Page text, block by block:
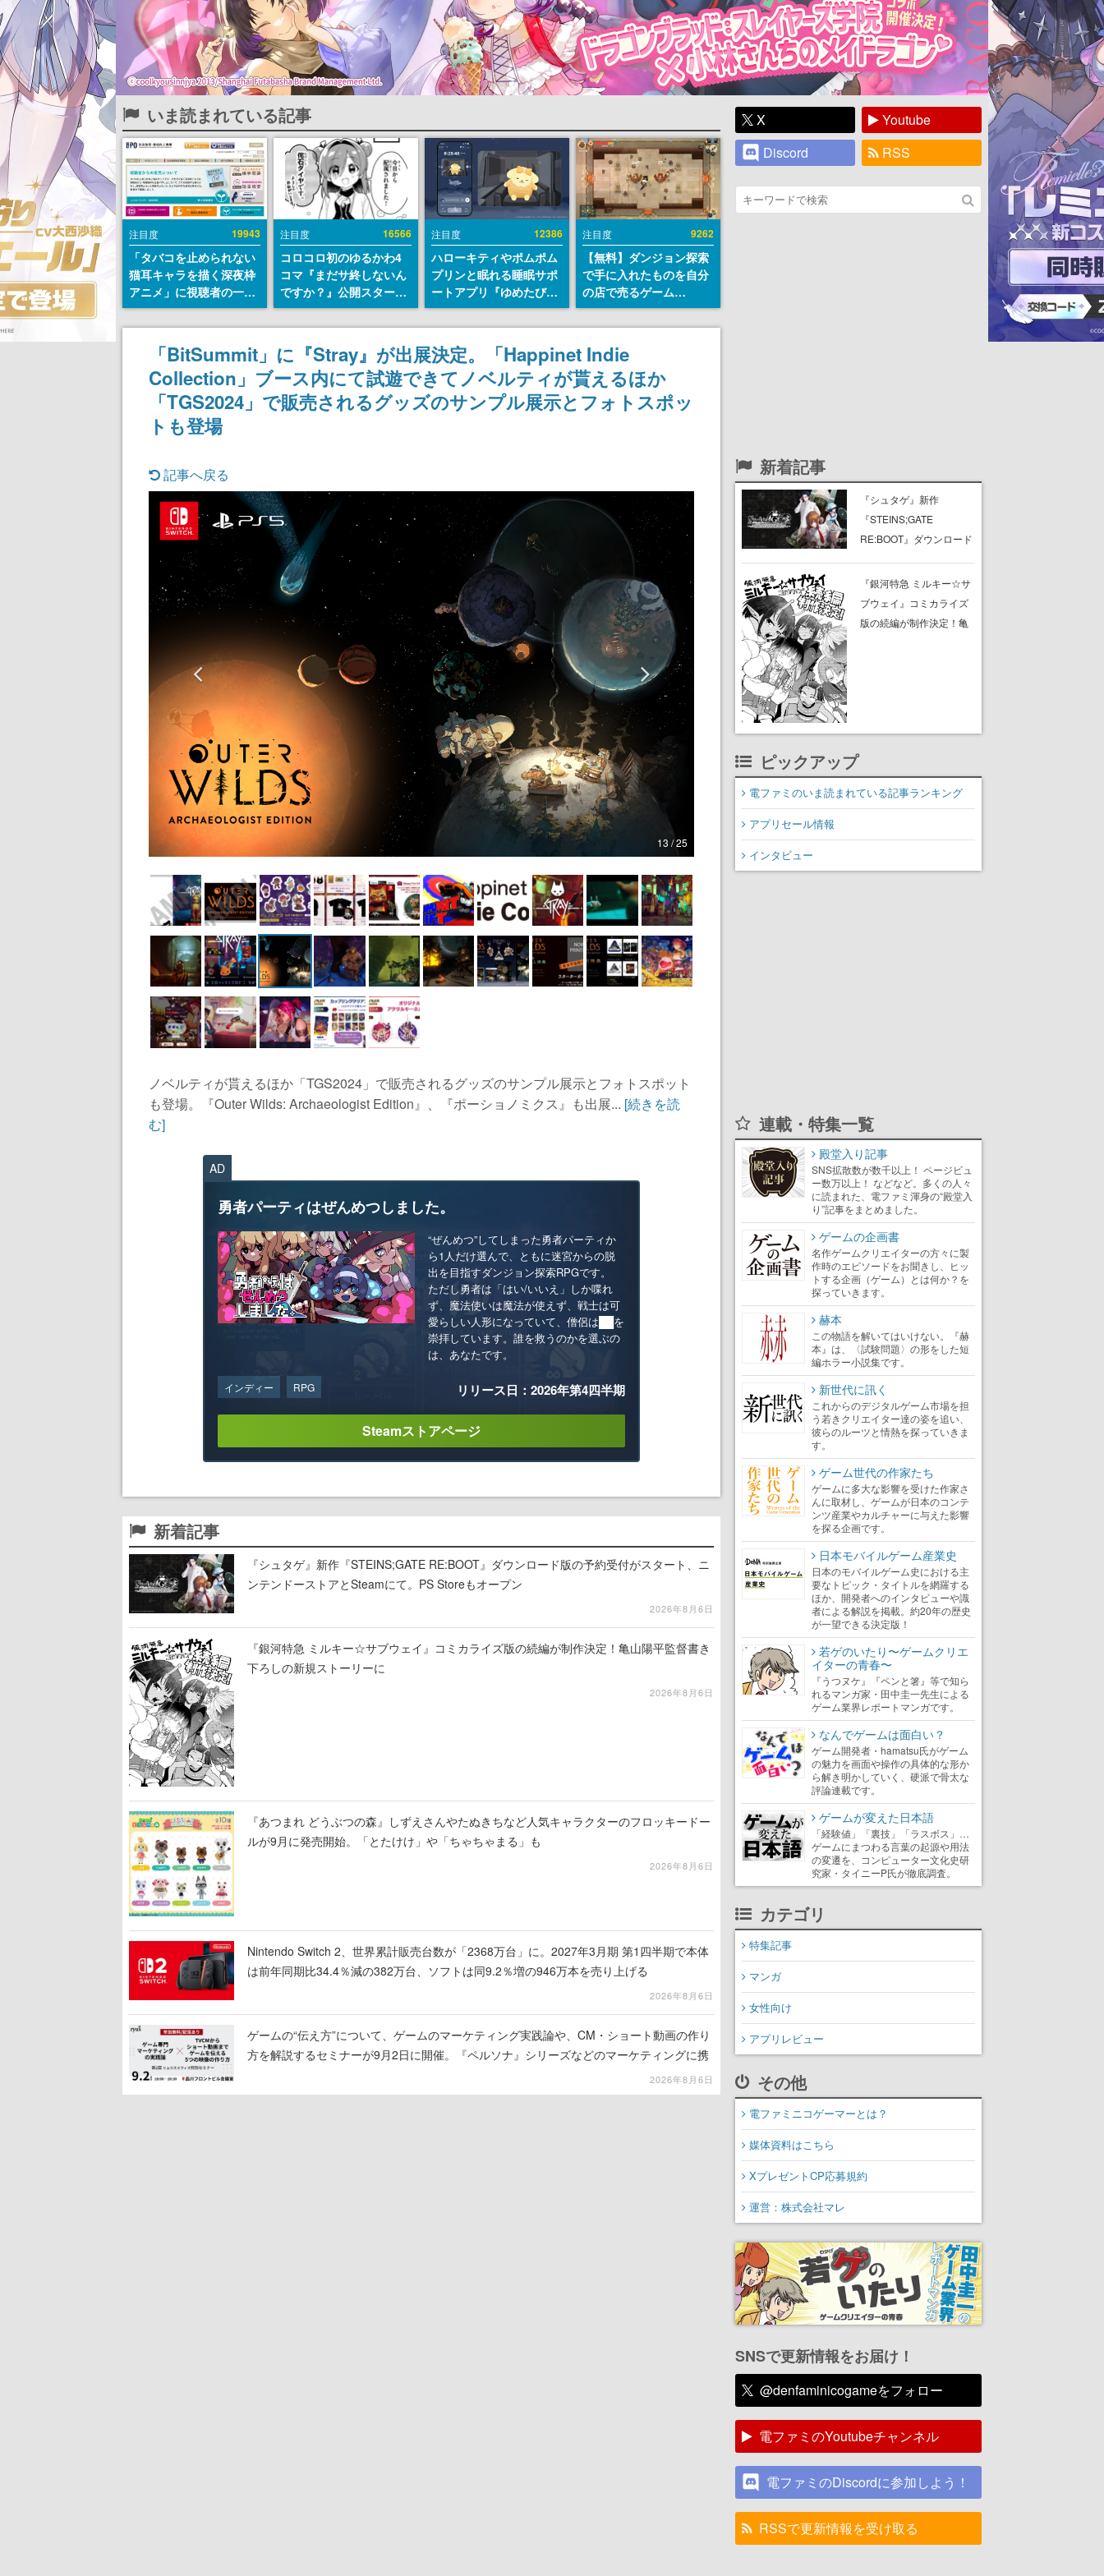
いま読まれている記事
注目度 19943
「タバコを止められない
猫耳キャラを描く深夜枠
アニメ」に視聴者の一部
から批判意見。違法薬物
の使用と思わしき描写も
含めて、BPOが議論を交
注目度 16566
コロコロ初のゆるかわ4
コマ『まだサ終しないん
ですか？』公開スター
ト。主人公は新入社員の
侘石ダイヤ、ゲーム会社
を舞台にトラブルへ対応
する社員たちを描く
注目度 12386
ハローキティやポムポム
プリンと眠れる睡眠サポ
ートアプリ『ゆめたび』
が配信中。キャラごとの
ASMRや目覚ましアラー
ムも搭載
注目度 9262
【無料】ダンジョン探索
で手に入れたものを自分
の店で売るゲーム
『Moonlighter』が
Steamにて無料配布中！
続編『Moonlighter 2』
の9月2日正式リリースを
記念したキャンペーン
「BitSummit」に『Stray』が出展決定。「Happinet Indie
Collection」ブース内にて試遊できてノベルティが貰えるほか
「TGS2024」で販売されるグッズのサンプル展示とフォトスポッ
トも登場
記事へ戻る
13 / 25
ノベルティが貰えるほか「TGS2024」で販売されるグッズのサンプル展示とフォトスポット
も登場。『Outer Wilds: Archaeologist Edition』、『ポーショノミクス』も出展... [続きを読
む]
AD
勇者パーティはぜんめつしました。
“ぜんめつ”してしまった勇者パーティか
ら1人だけ選んで、ともに迷宮からの脱
出を目指すダンジョン探索RPGです。
ただし勇者は「はい/いいえ」しか喋れ
ず、魔法使いは魔法が使えず、戦士は可
愛らしい人形になっていて、僧侶は██を
崇拝しています。誰を救うのかを選ぶの
は、あなたです。
インディー RPG リリース日：2026年第4四半期
Steamストアページ
新着記事
『シュタゲ』新作『STEINS;GATE RE:BOOT』ダウンロード版の予約受付がスタート、ニ
ンテンドーストアとSteamにて。PS Storeもオープン
2026年8月6日
『銀河特急 ミルキー☆サブウェイ』コミカライズ版の続編が制作決定！亀山陽平監督書き
下ろしの新規ストーリーに
2026年8月6日
『あつまれ どうぶつの森』しずえさんやたぬきちなど人気キャラクターのフロッキードー
ルが9月に発売開始。「とたけけ」や「ちゃちゃまる」も
2026年8月6日
Nintendo Switch 2、世界累計販売台数が「2368万台」に。2027年3月期 第1四半期で本体
は前年同期比34.4％減の382万台、ソフトは同9.2％増の946万本を売り上げる
2026年8月6日
ゲームの“伝え方”について、ゲームのマーケティング実践論や、CM・ショート動画の作り
方を解説するセミナーが9月2日に開催。『ペルソナ』シリーズなどのマーケティングに携
2026年8月6日
X
Youtube
Discord
RSS
新着記事
『シュタゲ』新作
『STEINS;GATE
RE:BOOT』ダウンロード
ト、ニンテンドーストア
とSteamにて。PS Store
もオープン
『銀河特急 ミルキー☆サ
ブウェイ』コミカライズ
版の続編が制作決定！亀
ピックアップ
電ファミのいま読まれている記事ランキング
アプリセール情報
インタビュー
連載・特集一覧
殿堂入り記事
SNS拡散数が数千以上！ ページビュ
ー数万以上！ などなど。多くの人々
に読まれた、電ファミ渾身の“殿堂入
り”記事をまとめました。
ゲームの企画書
名作ゲームクリエイターの方々に製
作時のエピソードをお聞きし、ヒッ
トする企画（ゲーム）とは何か？を
探っていきます。
赫本
この物語を解いてはいけない。『赫
本』は、〈試験問題〉の形をした短
編ホラー小説集です。
新世代に訊く
これからのデジタルゲーム市場を担
う若きクリエイター達の姿を追い、
彼らのルーツと情熱を探っていきま
す。
ゲーム世代の作家たち
ゲームに多大な影響を受けた作家さ
んに取材し、ゲームが日本のコンテ
ンツ産業やカルチャーに与えた影響
を探る企画です。
日本モバイルゲーム産業史
日本のモバイルゲーム史における主
要なトピック・タイトルを網羅する
ほか、開発者へのインタビューや識
者による解説を掲載。約20年の歴史
が一望できる決定版！
若ゲのいたり〜ゲームクリエ
イターの青春〜
『うつヌケ』『ペンと箸』等で知ら
れるマンガ家・田中圭一先生による
ゲーム業界レポートマンガです。
なんでゲームは面白い？
ゲーム開発者・hamatsu氏がゲーム
の魅力を画面や操作の具体的な形か
ら解き明かしていく、硬派で骨太な
評論連載です。
ゲームが変えた日本語
「経験値」「裏技」「ラスボス」…
ゲームにまつわる言葉の起源や用法
の変遷を、コンピューター文化史研
究家・タイニーP氏が徹底調査。
カテゴリ
特集記事
マンガ
女性向け
アプリレビュー
その他
電ファミニコゲーマーとは？
媒体資料はこちら
XプレゼントCP応募規約
運営：株式会社マレ
SNSで更新情報をお届け！
@denfaminicogameをフォロー
電ファミのYoutubeチャンネル
電ファミのDiscordに参加しよう！
RSSで更新情報を受け取る